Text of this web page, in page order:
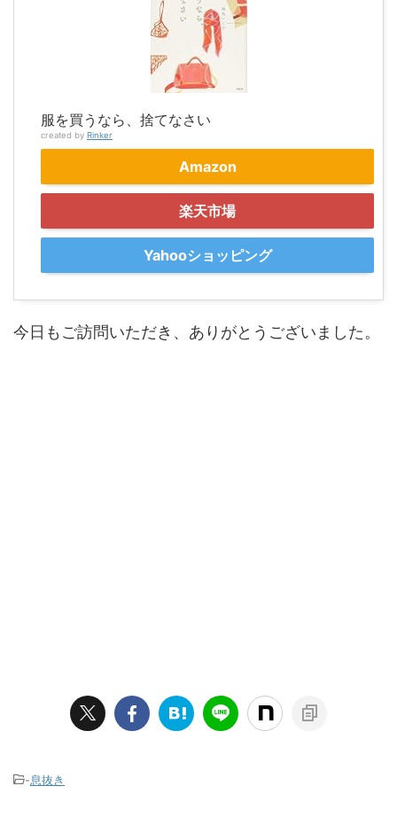
服を買うなら、捨てなさい
created by Rinker
Amazon
楽天市場
Yahooショッピング
今日もご訪問いただき、ありがとうございました。
-息抜き